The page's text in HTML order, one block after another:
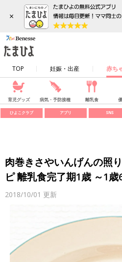
×
TOP 妊娠・出産 赤ち
育児グッズ 病気・予防接種 離乳食
ひよこクラブ アプリ SNS
肉巻きさやいんげんの照
ピ 離乳食完了期1歳 ～1歳
2018/10/01 更新